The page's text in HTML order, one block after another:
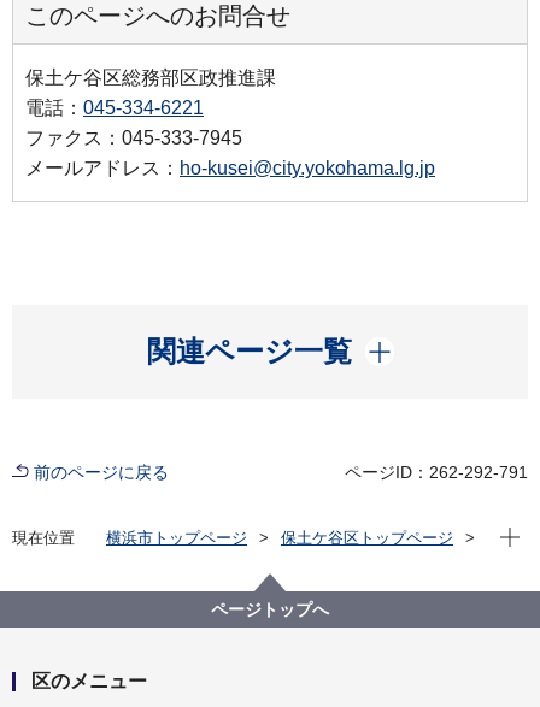
このページへのお問合せ
保土ケ谷区総務部区政推進課
電話： 045-334-6221
ファクス：045-333-7945
メールアドレス： ho-kusei@city.yokohama.lg.jp
関連ページ一覧
開く
前のページに戻る ページID：262-292-791
現在位置 横浜市トップページ
保土ケ谷区トップページ
GREEN×EXPO 2027 開催に向けた取組
現在
ページトップへ
区のメニュー